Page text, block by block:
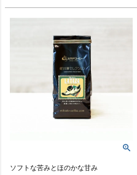
ソフトな苦みとほのかな甘み